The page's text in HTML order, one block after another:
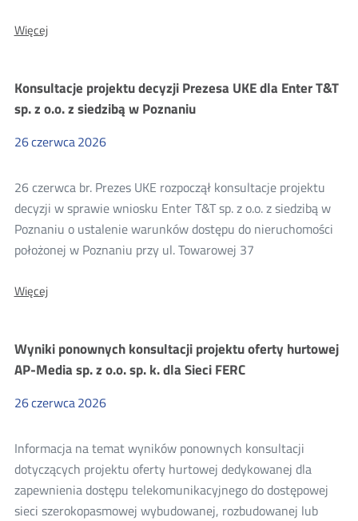
WięcejO:
decyzji
Prezesa
UKE
Enter
z
o.o.
z
siedzibą
w
Poznaniu
Konsultacje projektu decyzji Prezesa UKE dla Enter T&T
sp. z o.o. z siedzibą w Poznaniu
26czerwca2026
26 czerwca br. Prezes UKE rozpoczął konsultacje projektu
decyzji w sprawie wniosku Enter T&T sp. z o.o. z siedzibą w
Poznaniu o ustalenie warunków dostępu do nieruchomości
położonej w Poznaniu przy ul. Towarowej 37
WięcejO:
Prezesa
UKE
dla
T&T
o.o.
z
siedzibą
w
Poznaniu
Wyniki ponownych konsultacji projektu oferty hurtowej
AP-Media sp. z o.o. sp. k. dla Sieci FERC
26czerwca2026
Informacja na temat wyników ponownych konsultacji
dotyczących projektu oferty hurtowej dedykowanej dla
zapewnienia dostępu telekomunikacyjnego do dostępowej
sieci szerokopasmowej wybudowanej, rozbudowanej lub